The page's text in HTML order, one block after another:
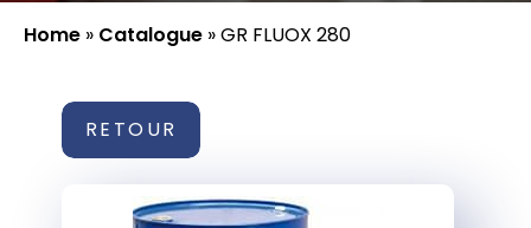
Home » Catalogue »GR FLUOX 280
RETOUR